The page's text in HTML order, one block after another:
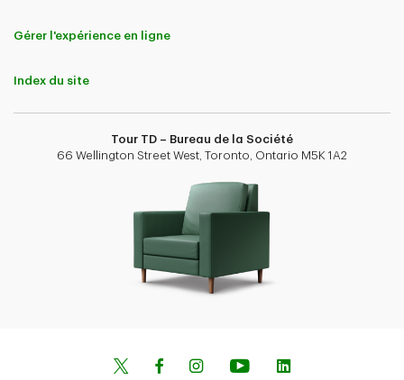
Gérer l'expérience en ligne
Index du site
Tour TD – Bureau de la Société
66 Wellington Street West, Toronto, Ontario M5K 1A2